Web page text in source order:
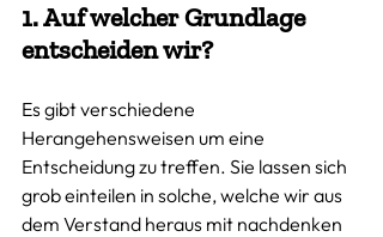
1. Auf welcher Grundlage
entscheiden wir?
Es gibt verschiedene
Herangehensweisen um eine
Entscheidung zu treffen. Sie lassen sich
grob einteilen in solche, welche wir aus
dem Verstand heraus mit nachdenken